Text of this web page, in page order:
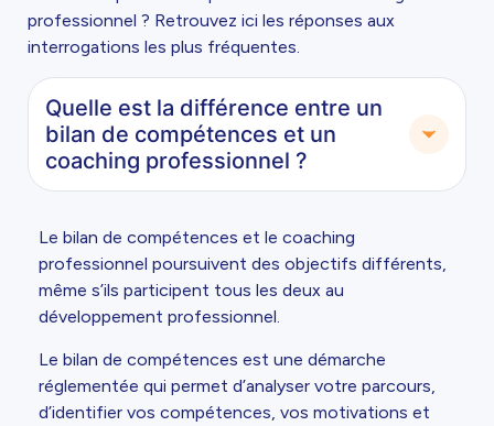
professionnel ? Retrouvez ici les réponses aux
interrogations les plus fréquentes.
Quelle est la différence entre un
bilan de compétences et un
coaching professionnel ?
Le bilan de compétences et le coaching
professionnel poursuivent des objectifs différents,
même s’ils participent tous les deux au
développement professionnel.
Le bilan de compétences est une démarche
réglementée qui permet d’analyser votre parcours,
d’identifier vos compétences, vos motivations et